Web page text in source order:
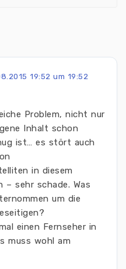
19:52 um 19:52
Problem, nicht nur
Inhalt schon
ist… es stört auch
in diesem
– sehr schade. Was
um die
einen Fernseher in
muss wohl am